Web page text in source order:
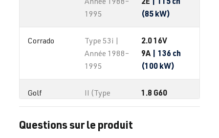
1995
(85 kW)
Corrado
Type 53i |
Année 1988–
1995
2.0 16V
9A | 136 ch
(100 kW)
Golf
II (Type
19E/1G1) |
1992
1.8 G60
PG| 160 ch
Questions sur le produit